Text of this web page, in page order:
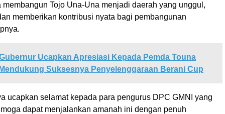
membangun Tojo Una-Una menjadi daerah yang unggul,
memberikan kontribusi nyata bagi pembangunan
Ucapkan Apresiasi Kepada Pemda Touna
Suksesnya Penyelenggaraan Berani Cup
ucapkan selamat kepada para pengurus DPC GMNI yang
dapat menjalankan amanah ini dengan penuh